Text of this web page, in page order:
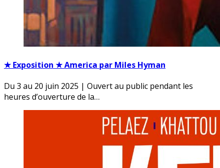
★ Exposition ★ America par Miles Hyman
Du 3 au 20 juin 2025 | Ouvert au public pendant les
heures d’ouverture de la…